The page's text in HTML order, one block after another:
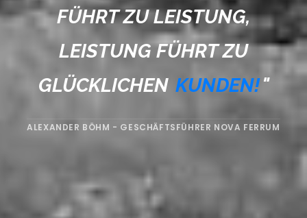
FÜHRT ZU LEISTUNG,
LEISTUNG FÜHRT ZU
GLÜCKLICHEN KUNDEN!"
ALEXANDER BÖHM - GESCHÄFTSFÜHRER NOVA FERRUM